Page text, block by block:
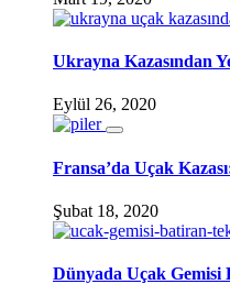
Ukrayna Kazasından
Eylül 26, 2020
Fransa’da Uçak
Şubat 18, 2020
Dünyada Uçak Gemisi